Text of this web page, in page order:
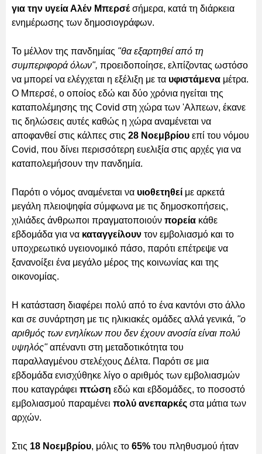
για την υγεία Αλέν Μπερσέσήμερα, κατά τη διάρκεια
ενημέρωσης των δημοσιογράφων.
Το μέλλον της πανδημίας "θα εξαρτηθεί από τη
συμπεριφορά όλων", προειδοποίησε, ελπίζοντας ωστόσο
να μπορεί να ελέγχεται η εξέλιξη με τα υφιστάμενα μέτρα.
Ο Μπερσέ, ο οποίος εδώ και δύο χρόνια ηγείται της
καταπολέμησης της Covid στη χώρα των 'Αλπεων, έκανε
τις δηλώσεις αυτές καθώς η χώρα αναμένεται να
αποφανθεί στις κάλπες στις 28 Νοεμβρίου επί του νόμου
Covid, που δίνει περισσότερη ευελιξία στις αρχές για να
καταπολεμήσουν την πανδημία.
Παρότι ο νόμος αναμένεται να υιοθετηθεί με αρκετά
μεγάλη πλειοψηφία σύμφωνα με τις δημοσκοπήσεις,
χιλιάδες άνθρωποι πραγματοποιούν πορεία κάθε
εβδομάδα για να καταγγείλουν τον εμβολιασμό και το
υποχρεωτικό υγειονομικό πάσο, παρότι επέτρεψε να
ξανανοίξει ένα μεγάλο μέρος της κοινωνίας και της
οικονομίας.
Η κατάσταση διαφέρει πολύ από το ένα καντόνι στο άλλο
και σε συνάρτηση με τις ηλικιακές ομάδες αλλά γενικά, "ο
αριθμός των ενηλίκων που δεν έχουν ανοσία είναι πολύ
υψηλός"απέναντι στη μεταδοτικότητα του
παραλλαγμένου στελέχους Δέλτα. Παρότι σε μια
εβδομάδα ενισχύθηκε λίγο ο αριθμός των εμβολιασμών
που καταγράφει πτώση εδώ και εβδομάδες, το ποσοστό
εμβολιασμού παραμένει πολύ ανεπαρκές στα μάτια των
αρχών.
Στις 18 Νοεμβρίου, μόλις το 65% του πληθυσμού ήταν